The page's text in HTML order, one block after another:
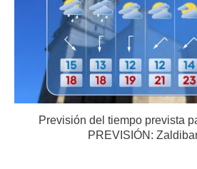
Previsión del tiempo prevista
PREVISIÓN: